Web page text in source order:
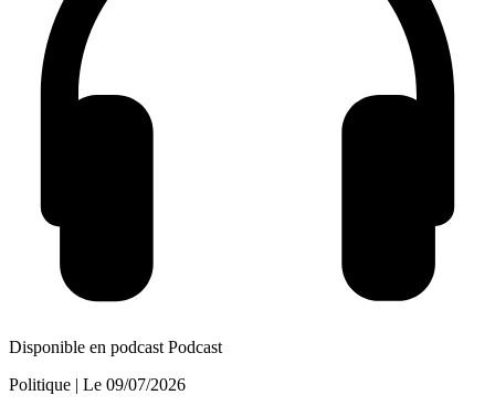
Disponible en podcast Podcast
Politique | Le 09/07/2026